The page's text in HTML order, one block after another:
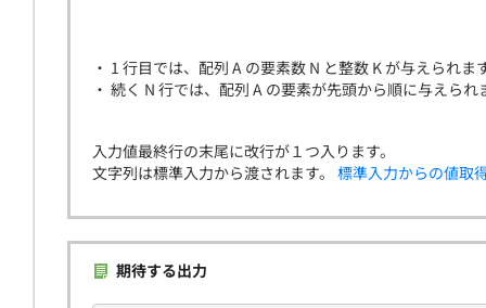
・ 1 行目では、配列 A の要素数 N と整数 K が与えられま
・ 続く N 行では、配列 A の要素が先頭から順に与えられ
入力値最終行の末尾に改行が１つ入ります。
文字列は標準入力から渡されます。 標準入力からの値取
期待する出力